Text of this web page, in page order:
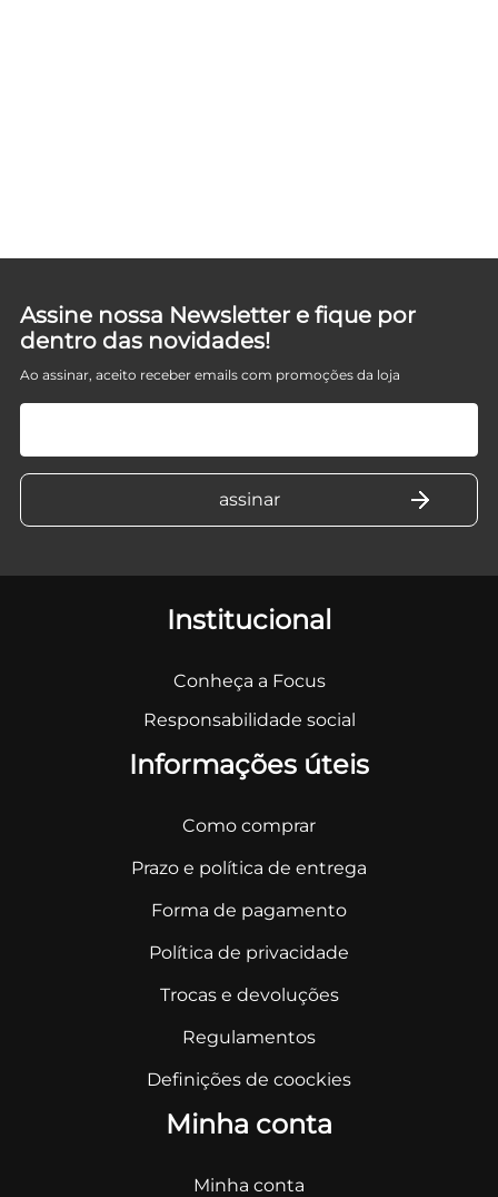
Assine nossa Newsletter e fique por
dentro das novidades!
Ao assinar, aceito receber emails com promoções da loja
Institucional
Conheça a Focus
Responsabilidade social
Informações úteis
Como comprar
Prazo e política de entrega
Forma de pagamento
Política de privacidade
Trocas e devoluções
Regulamentos
Definições de coockies
Minha conta
Minha conta